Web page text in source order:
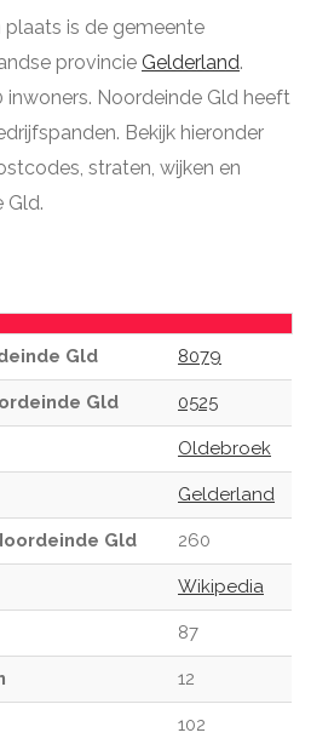
plaats is de gemeente
provincie Gelderland.
Noordeinde Gld heeft
Bekijk hieronder
straten, wijken en
Gld.
Gld 8079
Gld 0525
Oldebroek
Gelderland
Gld 260
Wikipedia
87
12
102